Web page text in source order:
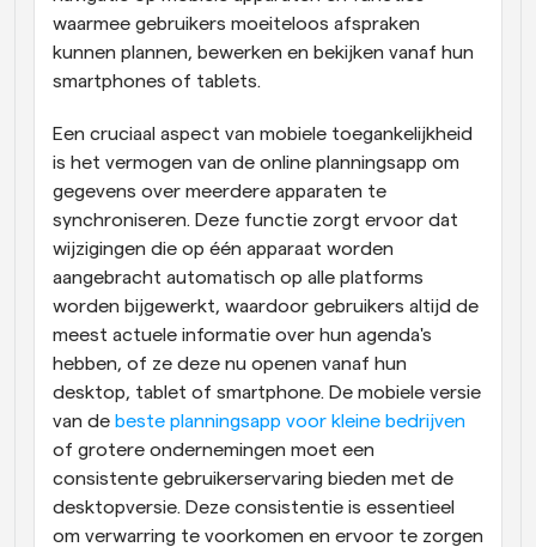
waarmee gebruikers moeiteloos afspraken
kunnen plannen, bewerken en bekijken vanaf hun
smartphones of tablets.
Een cruciaal aspect van mobiele toegankelijkheid
is het vermogen van de online planningsapp om
gegevens over meerdere apparaten te
synchroniseren. Deze functie zorgt ervoor dat
wijzigingen die op één apparaat worden
aangebracht automatisch op alle platforms
worden bijgewerkt, waardoor gebruikers altijd de
meest actuele informatie over hun agenda's
hebben, of ze deze nu openen vanaf hun
desktop, tablet of smartphone. De mobiele versie
van de beste planningsapp voor kleine bedrijven
of grotere ondernemingen moet een
consistente gebruikerservaring bieden met de
desktopversie. Deze consistentie is essentieel
om verwarring te voorkomen en ervoor te zorgen